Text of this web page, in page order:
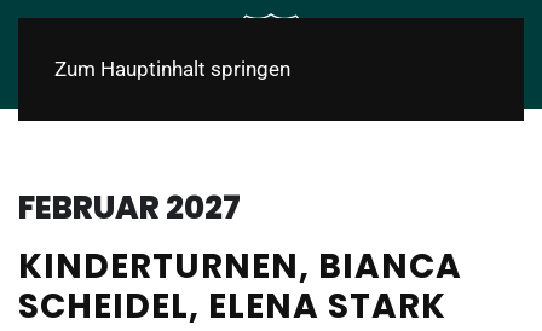
Zum Hauptinhalt springen
FEBRUAR 2027
KINDERTURNEN, BIANCA
SCHEIDEL, ELENA STARK